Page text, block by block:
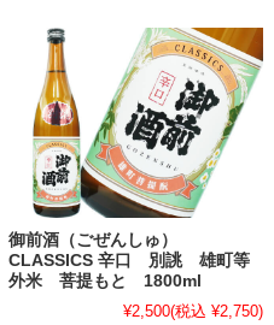
御前酒（ごぜんしゅ）
CLASSICS 辛口 別誂 雄町等
外米 菩提もと 1800ml
¥2,500(税込 ¥2,750)